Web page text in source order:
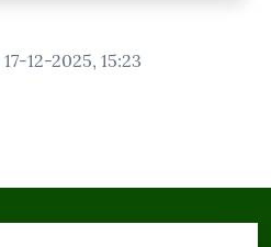
17-12-2025, 15:23